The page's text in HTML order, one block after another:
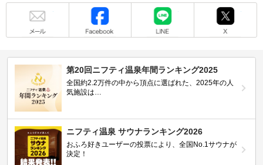
第20回ニフティ温泉年間ランキング2025
全国約2.2万件の中から頂点に選ばれた、2025年の人
気施設は…
ニフティ温泉 サウナランキング2026
おふろ好きユーザーの投票により、全国No.1サウナが
決定！